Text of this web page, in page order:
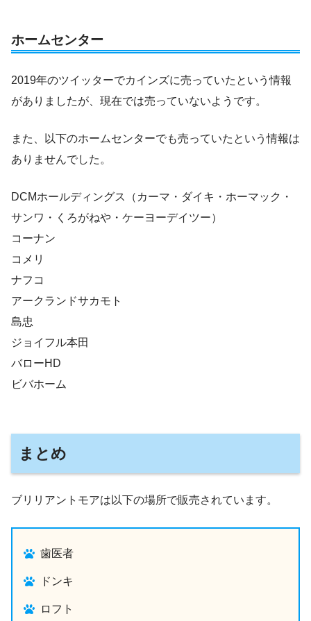
ホームセンター
2019年のツイッターでカインズに売っていたという情報
がありましたが、現在では売っていないようです。
また、以下のホームセンターでも売っていたという情報は
ありませんでした。
DCMホールディングス（カーマ・ダイキ・ホーマック・
サンワ・くろがねや・ケーヨーデイツー）
コーナン
コメリ
ナフコ
アークランドサカモト
島忠
ジョイフル本田
バローHD
ビバホーム
まとめ
ブリリアントモアは以下の場所で販売されています。
歯医者
ドンキ
ロフト